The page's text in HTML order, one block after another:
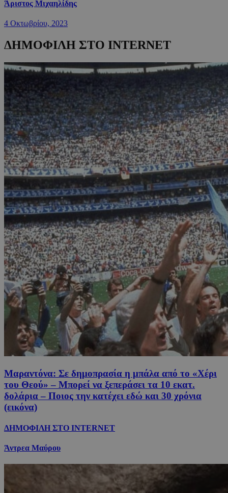
Άριστος Μιχαηλίδης
4 Οκτωβρίου, 2023
ΔΗΜΟΦΙΛΗ ΣΤΟ INTERNET
Μαραντόνα: Σε δημοπρασία η μπάλα από το «Χέρι
του Θεού» – Μπορεί να ξεπεράσει τα 10 εκατ.
δολάρια – Ποιος την κατέχει εδώ και 30 χρόνια
(εικόνα)
ΔΗΜΟΦΙΛΗ ΣΤΟ INTERNET
Άντρεα Μαύρου